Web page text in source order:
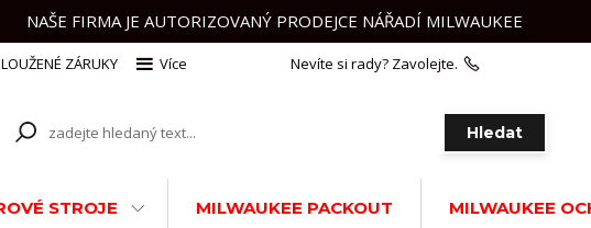
NAŠE FIRMA JE AUTORIZOVANÝ PRODEJCE NÁŘADÍ MILWAUKEE
ZÁRUKY Více
Hledat
Nevíte si rady? Zavolejte.
STROJE MILWAUKEE PACKOUT MILWAUKEE